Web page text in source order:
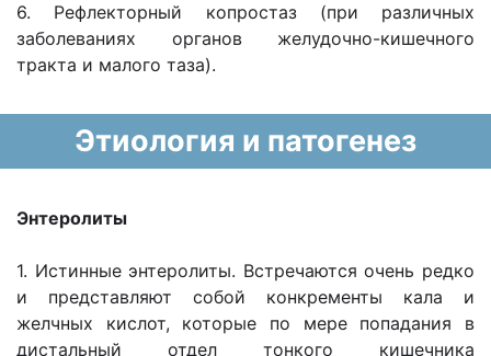
6. Рефлекторный копростаз (при различных
заболеваниях органов желудочно-кишечного
тракта и малого таза).
Этиология и патогенез
Энтеролиты
1. Истинные энтеролиты. Встречаются очень редко
и представляют собой конкременты кала и
желчных кислот, которые по мере попадания в
дистальный отдел тонкого кишечника